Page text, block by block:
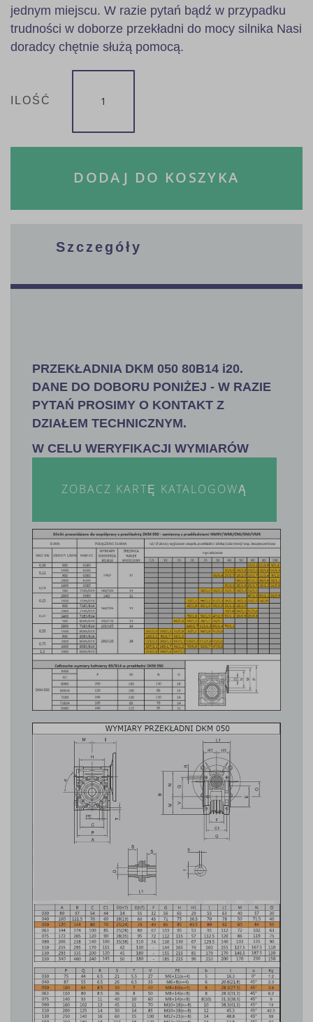
jednym miejscu. W razie pytań bądź w przypadku
trudności w doborze przekładni do mocy silnika Nasi
doradcy chętnie służą pomocą.
ILOŚĆ
DODAJ DO KOSZYKA
Szczegóły
PRZEKŁADNIA DKM 050 80B14 i20.
DANE DO DOBORU PONIŻEJ - W RAZIE
PYTAŃ PROSIMY O KONTAKT Z
DZIAŁEM TECHNICZNYM.
W CELU WERYFIKACJI WYMIARÓW
ZOBACZ KARTĘ KATALOGOWĄ